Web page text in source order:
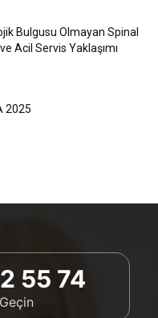
Bulgusu Olmayan Spinal
Acil Servis Yaklaşımı
2025
55 74